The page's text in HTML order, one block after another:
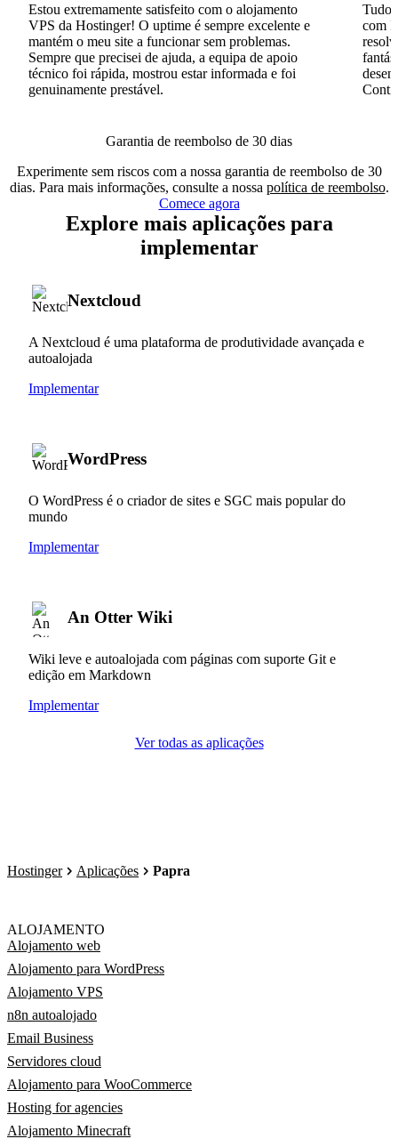
Estou extremamente satisfeito com o alojamento
VPS da Hostinger! O uptime é sempre excelente e
mantém o meu site a funcionar sem problemas.
Sempre que precisei de ajuda, a equipa de apoio
técnico foi rápida, mostrou estar informada e foi
genuinamente prestável.
Tudo
com
Garantia de reembolso de 30 dias
Experimente sem riscos com a nossa garantia de reembolso de 30
dias. Para mais informações, consulte a nossa política de reembolso.
Comece agora
Explore mais aplicações para
implementar
Nextcloud
A Nextcloud é uma plataforma de produtividade avançada e
autoalojada
Implementar
WordPress
O WordPress é o criador de sites e SGC mais popular do
mundo
Implementar
An Otter Wiki
Wiki leve e autoalojada com páginas com suporte Git e
edição em Markdown
Implementar
Ver todas as aplicações
Hostinger Aplicações Papra
ALOJAMENTO
Alojamento web
Alojamento para WordPress
Alojamento VPS
n8n autoalojado
Email Business
Servidores cloud
Alojamento para WooCommerce
Hosting for agencies
Alojamento Minecraft